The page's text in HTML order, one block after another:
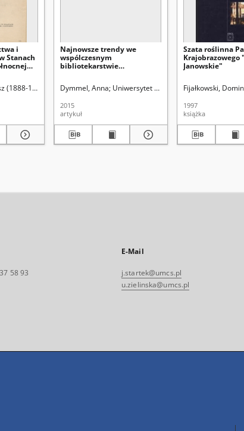
i
Stanach
(1888-1947)
Najnowsze trendy we
wspólczesnym
bibliotekarstwie
Dymmel, Anna Uniwersytet Marii Curie-Skłodowskiej.
2015
artykuł
Szata roślinna
Krajobrazowego
Janowskie"
Fijałkowski,
1997
książka
58 93
E-Mail
j.startek@umcs.pl
u.zielinska@umcs.pl